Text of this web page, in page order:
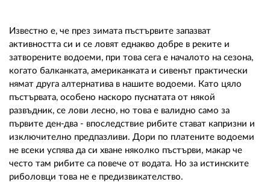
Известно е, че през зимата пъстървите запазват
активността си и се ловят еднакво добре в реките и
затворените водоеми, при това сега е началото на сезона,
когато балканката, американката и сивенът практически
нямат друга алтернатива в нашите водоеми. Като цяло
пъстървата, особено наскоро пуснатата от някой
развъдник, се лови лесно, но това е валидно само за
първите ден-два - впоследствие рибите стават капризни и
изключително предпазливи. Дори по платените водоеми
не всеки успява да си хване няколко пъстърви, макар че
често там рибите са повече от водата. Но за истинските
риболовци това не е предизвикателство.
КОНТАКТИ
РЕКЛАМА
АБОНАМЕНТ
УСЛОВИЯ ЗА ПОЛЗВАНЕ
ПОЛИТИКА ЗА БИСКВИТКИТЕ
ПОЛИТИКАТА ЗА
ПОВЕРИТЕЛНОСТ